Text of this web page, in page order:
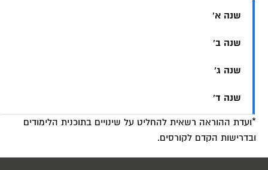
שנה א'
שנה ב'
שנה ג'
שנה ד'
*ועדת ההוראה רשאית להחליט על שינויים בתוכנית הלימודים
ובדרישות הקדם לקורסים.